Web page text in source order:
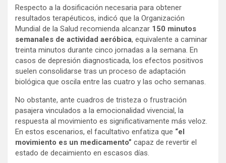
Respecto a la dosificación necesaria para obtener
resultados terapéuticos, indicó que la Organización
Mundial de la Salud recomienda alcanzar 150 minutos
semanales de actividad aeróbica, equivalente a caminar
treinta minutos durante cinco jornadas a la semana. En
casos de depresión diagnosticada, los efectos positivos
suelen consolidarse tras un proceso de adaptación
biológica que oscila entre las cuatro y las ocho semanas.
No obstante, ante cuadros de tristeza o frustración
pasajera vinculados a la emocionalidad vivencial, la
respuesta al movimiento es significativamente más veloz.
En estos escenarios, el facultativo enfatiza que “el
movimiento es un medicamento” capaz de revertir el
estado de decaimiento en escasos días.